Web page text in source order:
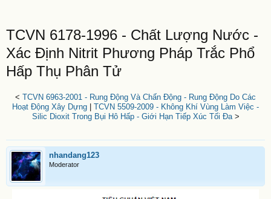
TCVN 6178-1996 - Chất Lượng Nước -
Xác Định Nitrit Phương Pháp Trắc Phổ
Hấp Thụ Phân Tử
< TCVN 6963-2001 - Rung Động Và Chấn Động - Rung Động Do Các
Hoạt Động Xây Dựng
TCVN 5509-2009 - Không Khí Vùng Làm Việc -
Silic Dioxit Trong Bụi Hô Hấp - Giới Hạn Tiếp Xúc Tối Đa>
nhandang123
Moderator